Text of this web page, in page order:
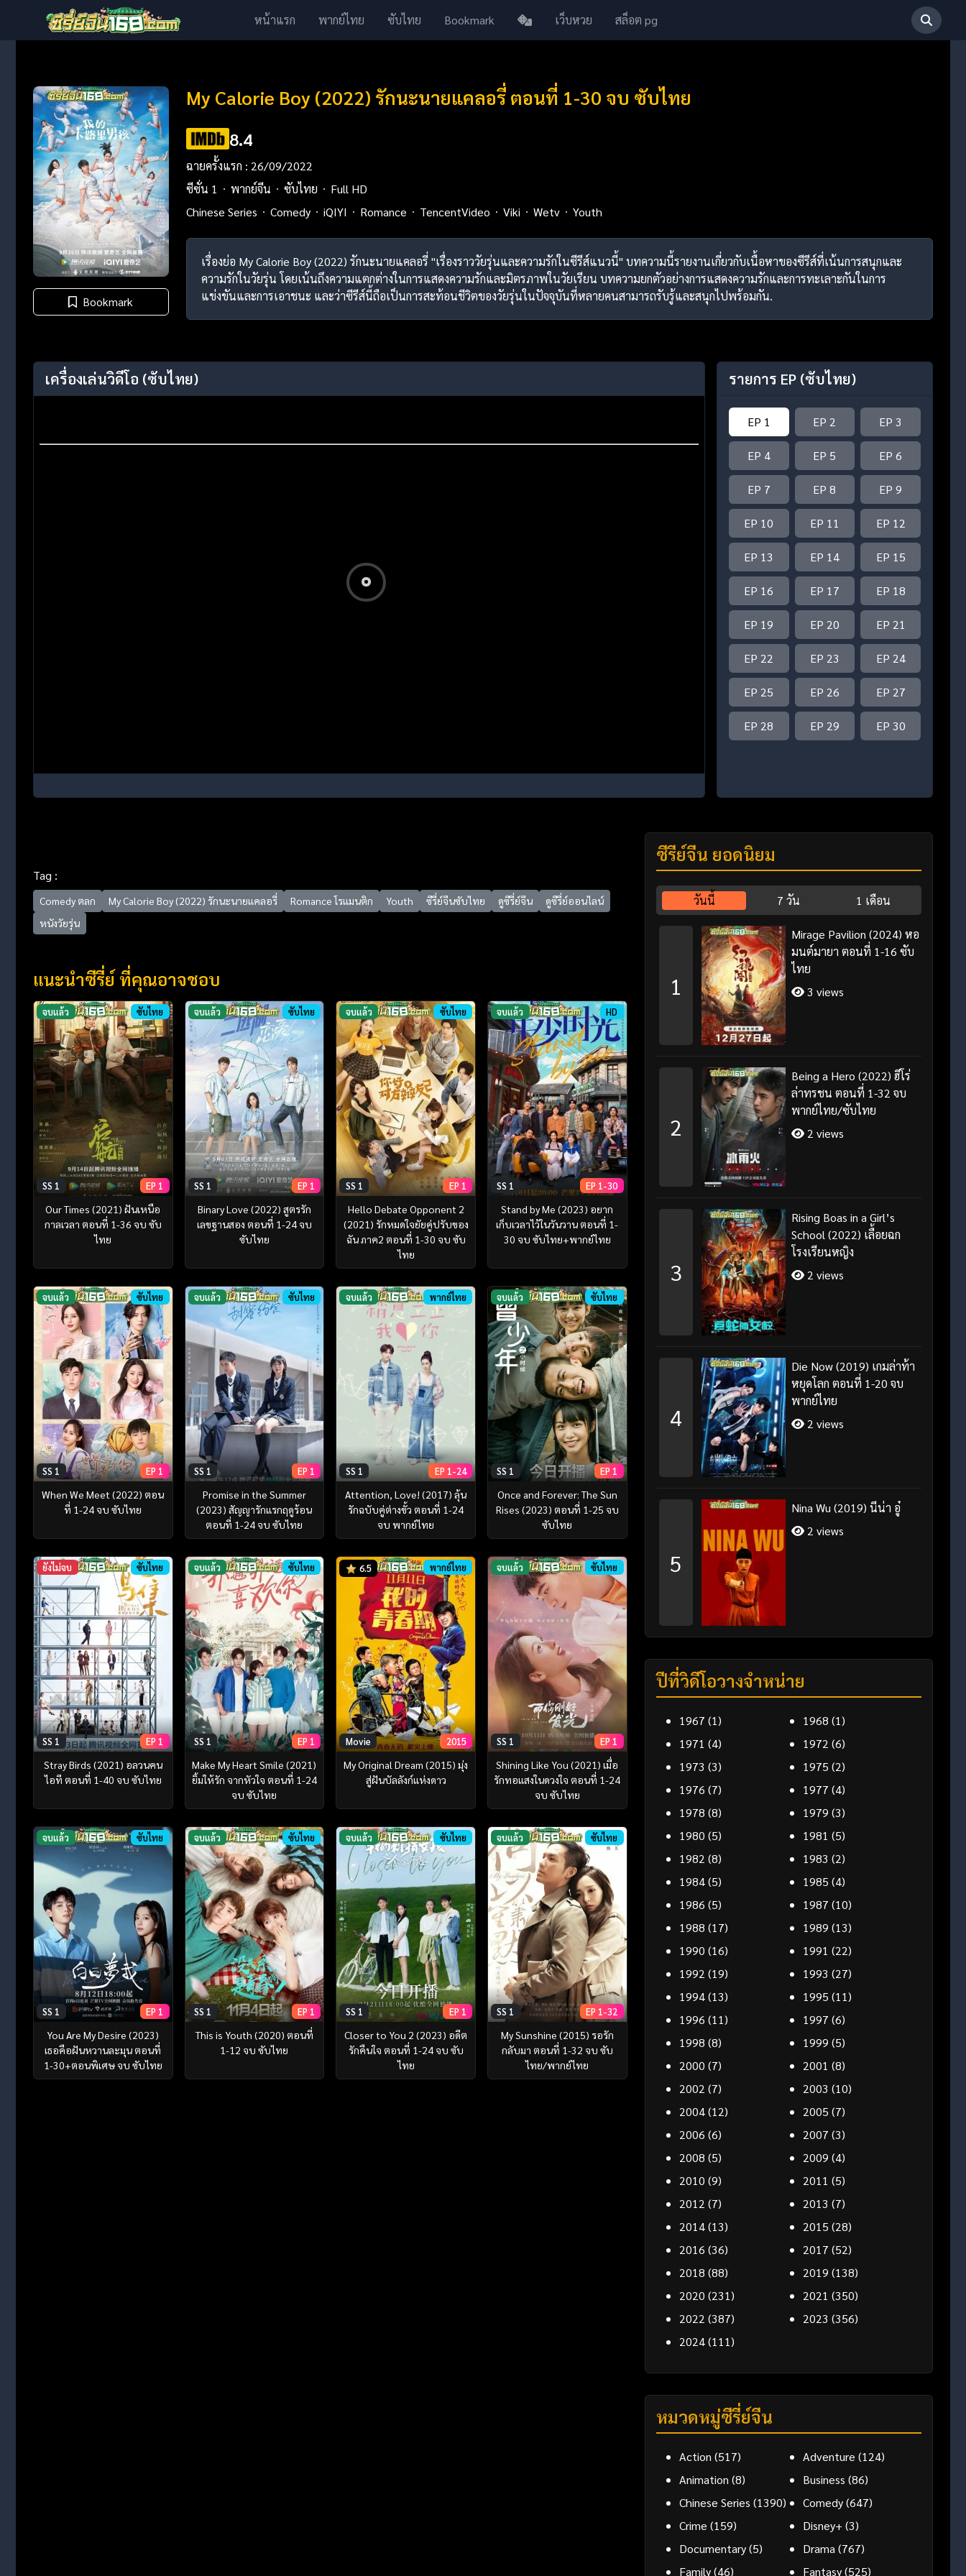
หน้าแรก พากย์ไทย ซับไทย Bookmark เว็บหวย สล็อต pg
Bookmark
My Calorie Boy (2022) รักนะนายแคลอรี่ ตอนที่ 1-30 จบ ซับไทย
8.4
ฉายครั้งแรก : 26/09/2022
ซีซั่น 1
พากย์จีน ซับไทย
Full HD
Chinese Series
Comedy iQIYI Romance TencentVideo Viki Wetv Youth
เรื่องย่อ My Calorie Boy (2022) รักนะนายแคลอรี่ "เรื่องราววัยรุ่นและความรักในซีรีส์แนวนี้" บทความนี้รายงานเกี่ยวกับเนื้อหาของซีรีส์ที่เน้นการสนุกและ
ความรักในวัยรุ่น โดยเน้นถึงความแตกต่างในการแสดงความรักและมิตรภาพในวัยเรียน บทความยกตัวอย่างการแสดงความรักและการทะเลาะกันในการ
แข่งขันและการเอาชนะ และว่าซีรีส์นี้ถือเป็นการสะท้อนชีวิตของวัยรุ่นในปัจจุบันที่หลายคนสามารถรับรู้และสนุกไปพร้อมกัน.
เครื่องเล่นวิดีโอ (ซับไทย) รายการ EP (ซับไทย)
EP 1 EP 2 EP 3
EP 4 EP 5 EP 6
EP 7 EP 8 EP 9
EP 10 EP 11 EP 12
EP 13 EP 14 EP 15
EP 16 EP 17 EP 18
EP 19 EP 20 EP 21
EP 22 EP 23 EP 24
EP 25 EP 26 EP 27
EP 28 EP 29 EP 30
Tag :
Comedy ตลก My Calorie Boy (2022) รักนะนายแคลอรี่ Romance โรแมนติก Youth ซีรี่ย์จีนซับไทย ดูซีรี่ย์จีน
ดูซีรี่ย์ออนไลน์
หนังวัยรุ่น
แนะนำซีรี่ย์ ที่คุณอาจชอบ
จบแล้ว ซับไทย
SS 1 EP 1
Our Times (2021) ฝันเหนือ
กาลเวลา ตอนที่ 1-36 จบ ซับ
ไทย
จบแล้ว ซับไทย
SS 1 EP 1
Binary Love (2022) สูตรรัก
เลขฐานสอง ตอนที่ 1-24 จบ
ซับไทย
จบแล้ว ซับไทย
SS 1 EP 1
Hello Debate Opponent 2
(2021) รักหมดใจยัยคู่ปรับของ
ฉัน ภาค2 ตอนที่ 1-30 จบ ซับ
ไทย
จบแล้ว HD
SS 1 EP 1-30
Stand by Me (2023) อยาก
เก็บเวลาไว้ในวันวาน ตอนที่ 1-
30 จบ ซับไทย+พากย์ไทย
จบแล้ว ซับไทย
SS 1 EP 1
When We Meet (2022) ตอน
ที่ 1-24 จบ ซับไทย
จบแล้ว ซับไทย
SS 1 EP 1
Promise in the Summer
(2023) สัญญารักแรกฤดูร้อน
ตอนที่ 1-24 จบ ซับไทย
จบแล้ว พากย์ไทย
SS 1 EP 1-24
Attention, Love! (2017) ลุ้น
รักฉบับคู่ต่างขั้ว ตอนที่ 1-24
จบ พากย์ไทย
จบแล้ว ซับไทย
SS 1 EP 1
Once and Forever: The Sun
Rises (2023) ตอนที่ 1-25 จบ
ซับไทย
ยังไม่จบ ซับไทย
SS 1 EP 1
Stray Birds (2021) อลวนคน
ไอที ตอนที่ 1-40 จบ ซับไทย
จบแล้ว ซับไทย
SS 1 EP 1
Make My Heart Smile (2021)
ยิ้มให้รัก จากหัวใจ ตอนที่ 1-24
จบ ซับไทย
6.5 พากย์ไทย
Movie 2015
My Original Dream (2015) มุ่ง
สู่ฝันบัลลังก์แห่งดาว
จบแล้ว ซับไทย
SS 1 EP 1
Shining Like You (2021) เมื่อ
รักทอแสงในดวงใจ ตอนที่ 1-24
จบ ซับไทย
จบแล้ว ซับไทย
SS 1 EP 1
You Are My Desire (2023)
เธอคือฝันหวานละมุน ตอนที่
1-30+ตอนพิเศษ จบ ซับไทย
จบแล้ว ซับไทย
SS 1 EP 1
This is Youth (2020) ตอนที่
1-12 จบ ซับไทย
จบแล้ว ซับไทย
SS 1 EP 1
Closer to You 2 (2023) อดีต
รักคืนใจ ตอนที่ 1-24 จบ ซับ
ไทย
จบแล้ว ซับไทย
SS 1 EP 1-32
My Sunshine (2015) รอรัก
กลับมา ตอนที่ 1-32 จบ ซับ
ไทย/พากย์ไทย
ซีรี่ย์จีน ยอดนิยม
วันนี้ 7 วัน 1 เดือน
1
Mirage Pavilion (2024) หอ
มนต์มายา ตอนที่ 1-16 ซับ
ไทย
3 views
2
Being a Hero (2022) ฮีโร่
ล่าทรชน ตอนที่ 1-32 จบ
พากย์ไทย/ซับไทย
2 views
3
Rising Boas in a Girl’s
School (2022) เลื้อยฉก
โรงเรียนหญิง
2 views
4
Die Now (2019) เกมล่าท้า
หยุดโลก ตอนที่ 1-20 จบ
พากย์ไทย
2 views
5
Nina Wu (2019) นีน่า อู๋
2 views
ปีที่วิดีโอวางจำหน่าย
1967 (1) 1968 (1)
1971 (4) 1972 (6)
1973 (3) 1975 (2)
1976 (7) 1977 (4)
1978 (8) 1979 (3)
1980 (5) 1981 (5)
1982 (8) 1983 (2)
1984(5) 1985 (4)
1986 (5) 1987 (10)
1988 (17) 1989 (13)
1990 (16) 1991 (22)
1992 (19) 1993 (27)
1994(13) 1995 (11)
1996 (11) 1997 (6)
1998 (8) 1999 (5)
2000 (7) 2001 (8)
2002 (7) 2003 (10)
2004(12) 2005 (7)
2006 (6) 2007 (3)
2008 (5) 2009 (4)
2010 (9) 2011 (5)
2012 (7) 2013 (7)
2014(13) 2015 (28)
2016 (36) 2017 (52)
2018 (88) 2019 (138)
2020 (231) 2021 (350)
2022 (387) 2023 (356)
2024(111)
หมวดหมู่ซีรี่ย์จีน
Action (517) Adventure (124)
Animation (8) Business (86)
Chinese Series (1390) Comedy(647)
Crime (159) Disney+ (3)
Documentary(5) Drama(767)
Family(46) Fantasy(525)